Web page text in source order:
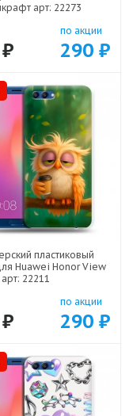
арт: 22273
по акции
290 ₽
пластиковый
Huawei Honor View
22211
по акции
290 ₽